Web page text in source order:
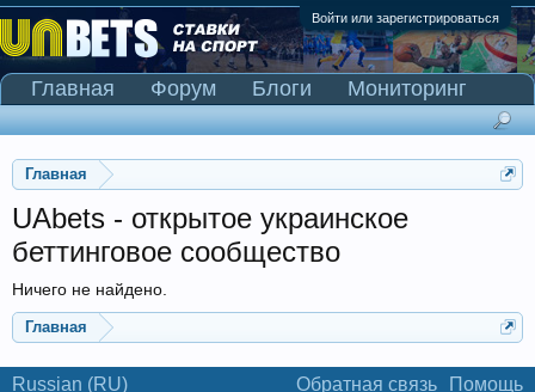
Войти или зарегистрироваться
Главная
UAbets - открытое украинское
беттинговое сообщество
Ничего не найдено.
Главная
Главная Форум Блоги
Мониторинг
Сканер Pinnacle
Russian (RU) Обратная связь Помощь